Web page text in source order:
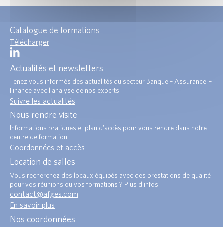
Catalogue de formations
Télécharger
Actualités et newsletters
Tenez vous informés des actualités du secteur Banque – Assurance –
Finance avec l’analyse de nos experts.
Suivre les actualités
Nous rendre visite
Informations pratiques et plan d’accès pour vous rendre dans notre
centre de formation.
Coordonnées et accès
Location de salles
Vous recherchez des locaux équipés avec des prestations de qualité
pour vos réunions ou vos formations ? Plus d’infos :
contact@afges.com
En savoir plus
Nos coordonnées